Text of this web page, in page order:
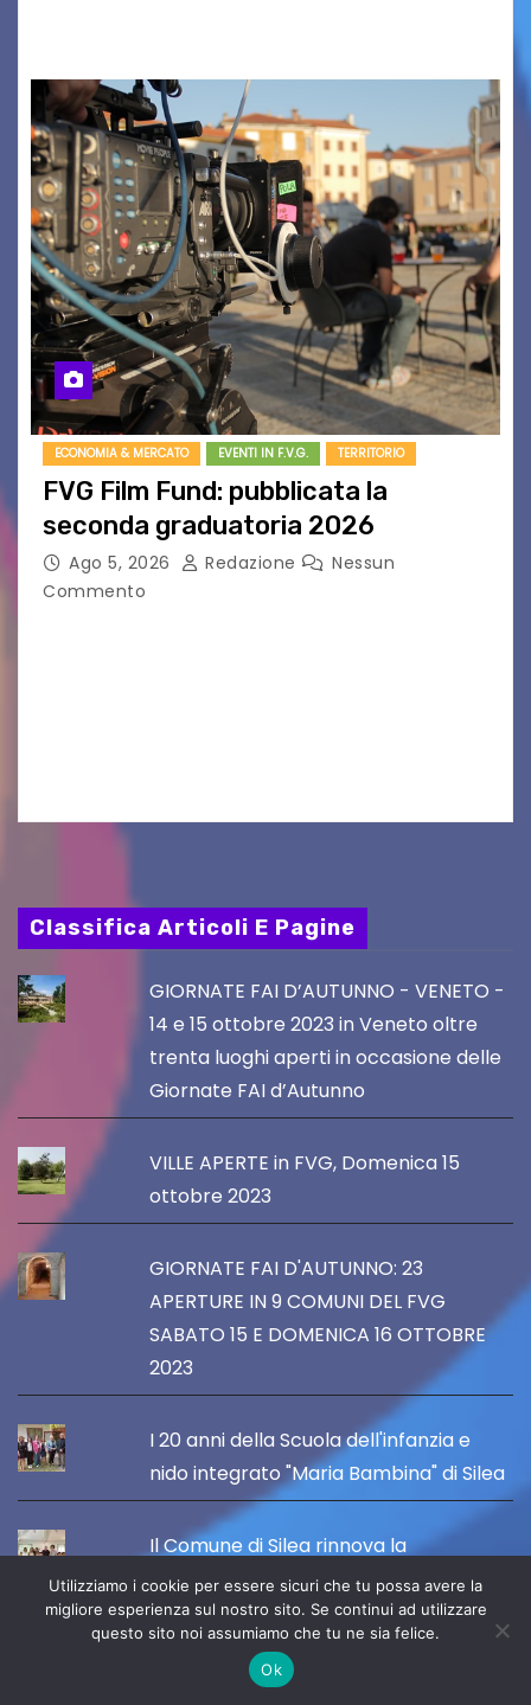
ECONOMIA & MERCATO EVENTI IN F.V.G. TERRITORIO
FVG Film Fund: pubblicata la
seconda graduatoria 2026
Ago 5, 2026 Redazione
Nessun
Commento
Classifica Articoli E Pagine
GIORNATE FAI D’AUTUNNO - VENETO -
14 e 15 ottobre 2023 in Veneto oltre
trenta luoghi aperti in occasione delle
Giornate FAI d’Autunno
VILLE APERTE in FVG, Domenica 15
ottobre 2023
GIORNATE FAI D'AUTUNNO: 23
APERTURE IN 9 COMUNI DEL FVG
SABATO 15 E DOMENICA 16 OTTOBRE
2023
I 20 anni della Scuola dell'infanzia e
nido integrato "Maria Bambina" di Silea
Il Comune di Silea rinnova la
convenzione con le scuole paritarie,
con un contributo annuo di 105 mila
euro
Utilizziamo i cookie per essere sicuri che tu possa avere la
migliore esperienza sul nostro sito. Se continui ad utilizzare
questo sito noi assumiamo che tu ne sia felice.
Ok